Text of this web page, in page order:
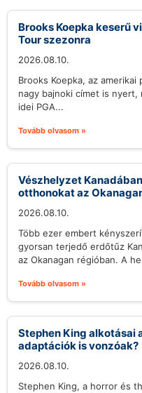
Brooks Koepka keserű
Tour szezonra
2026.08.10.
Brooks Koepka, az
nagy bajnoki címet is
idei PGA...
Tovább olvasom »
Vészhelyzet
otthonokat az
2026.08.10.
Több ezer embert
gyorsan terjedő erdőtűz
az Okanagan régióban. A
Tovább olvasom »
Stephen King alkotásai
adaptációk is vonzóak?
2026.08.10.
Stephen King, a horror és